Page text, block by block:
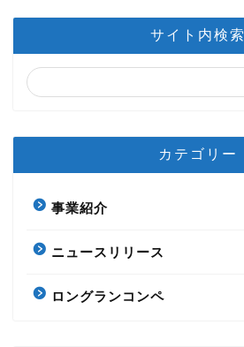
サイト内検索
カテゴリー
事業紹介
ニュースリリース
ロングランコンペ